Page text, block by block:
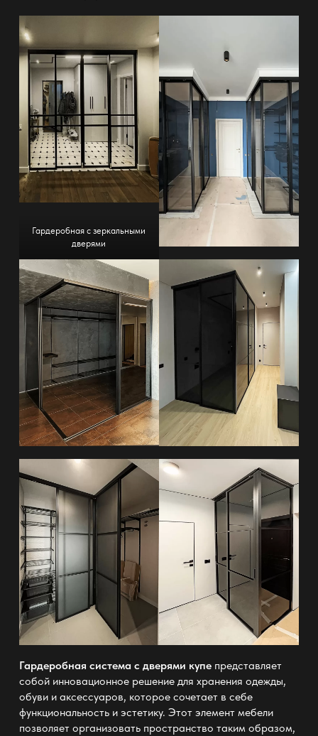
Гардеробная с зеркальными
дверями
Гардеробная система с дверями купепредставляет
собой инновационное решение для хранения одежды,
обуви и аксессуаров, которое сочетает в себе
функциональность и эстетику. Этот элемент мебели
позволяет организовать пространство таким образом,